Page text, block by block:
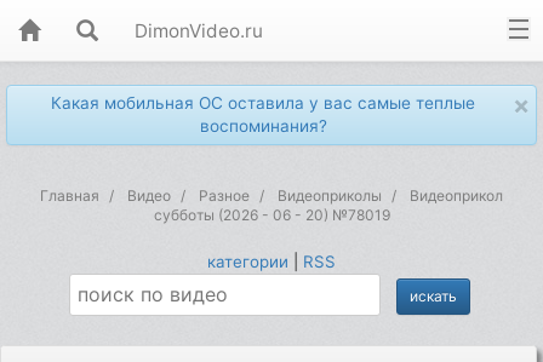
DimonVideo.ru
×
Какая мобильная ОС оставила у вас самые теплые
воспоминания?
Главная Видео Разное Видеоприколы
Видеоприкол
субботы (2026 - 06 - 20) №78019
категории RSS